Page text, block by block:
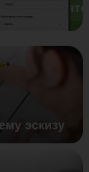
эскизу